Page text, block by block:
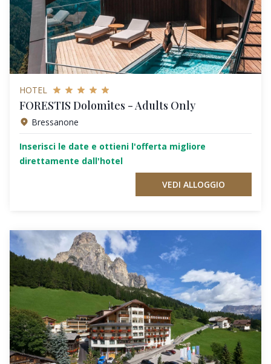
HOTEL
FORESTIS Dolomites - Adults Only
Bressanone
Inserisci le date e ottieni l'offerta migliore
direttamente dall'hotel
VEDI ALLOGGIO